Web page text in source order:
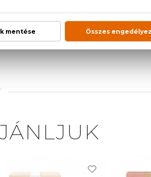
ETHYLHEXYL
IONONE, BUTYL
DI-TBUTYL
ALCOHOL, BENZYL
CITRATE, CITRAL, BENZYL